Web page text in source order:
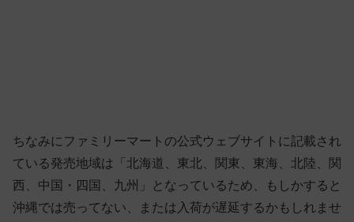
ちなみにファミリーマートの公式ウェブサイトに記載され
ている発売地域は「北海道、東北、関東、東海、北陸、関
西、中国・四国、九州」となっているため、もしかすると
沖縄では売ってない、または入荷が遅延するかもしれませ